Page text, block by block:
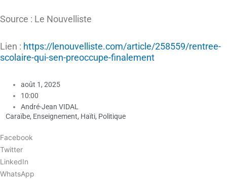
Source : Le Nouvelliste
Lien : https://lenouvelliste.com/article/258559/rentree-
scolaire-qui-sen-preoccupe-finalement
août 1, 2025
10:00
André-Jean VIDAL
Caraïbe, Enseignement, Haïti, Politique
Facebook
Twitter
LinkedIn
WhatsApp